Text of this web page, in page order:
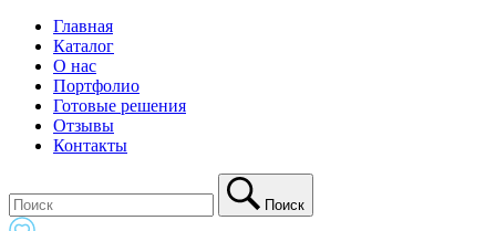
Главная
Каталог
О нас
Портфолио
Готовые решения
Отзывы
Контакты
Поиск